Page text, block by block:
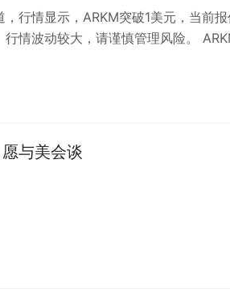
行情显示，ARKM突破1美元，当前
行情波动较大，请谨慎管理风险。
与美会谈